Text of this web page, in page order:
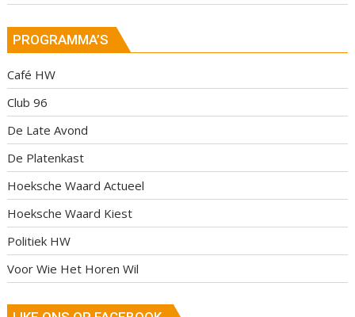
PROGRAMMA’S
Café HW
Club 96
De Late Avond
De Platenkast
Hoeksche Waard Actueel
Hoeksche Waard Kiest
Politiek HW
Voor Wie Het Horen Wil